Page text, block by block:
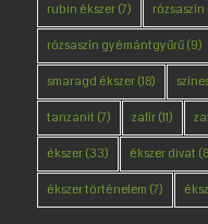
rubin ékszer(7)
rózsaszín gyémántgyűrű(9)
smaragd ékszer(18)
tanzanit (7) zafír(11)
ékszer(33) ékszer divat
ékszer történelem (7)